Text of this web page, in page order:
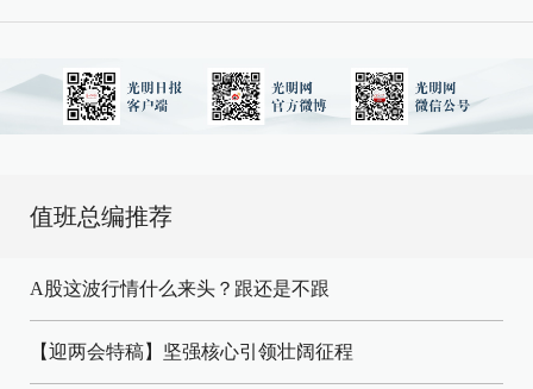
值班总编推荐
A股这波行情什么来头？跟还是不跟
【迎两会特稿】坚强核心引领壮阔征程